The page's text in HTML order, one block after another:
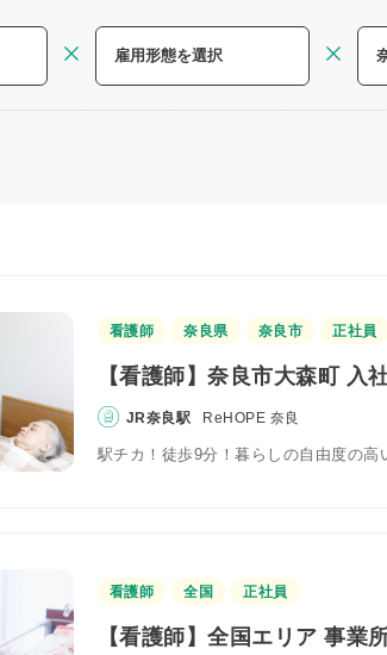
看護師 奈良県 奈良市 正社員
【看護師】奈良市大森町 入
JR奈良駅 ReHOPE 奈良
駅チカ！徒歩9分！暮らしの自由度の高
看護師 全国 正社員
【看護師】全国エリア 事業